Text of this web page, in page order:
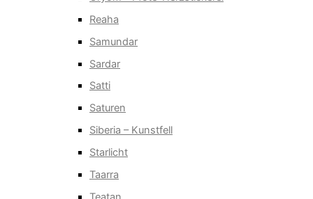
Reaha
Samundar
Sardar
Satti
Saturen
Siberia – Kunstfell
Starlicht
Taarra